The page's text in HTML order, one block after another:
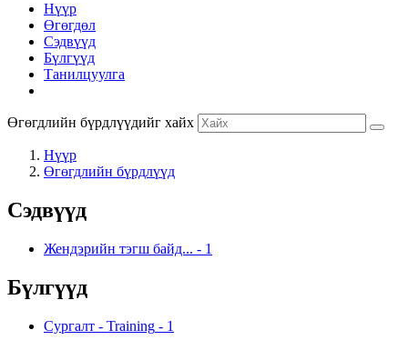
Нүүр
Өгөгдөл
Сэдвүүд
Бүлгүүд
Танилцуулга
Өгөгдлийн бүрдлүүдийг хайх
Нүүр
Өгөгдлийн бүрдлүүд
Сэдвүүд
Жендэрийн тэгш байд... - 1
Бүлгүүд
Сургалт - Training - 1